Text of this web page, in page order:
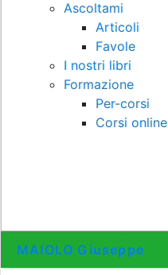
Ascoltami
Articoli
Favole
I nostri libri
Formazione
Per-corsi
Corsi online
MAIOLO Giuseppe